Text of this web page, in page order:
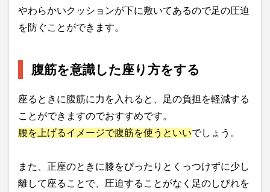
やわらかいクッションが下に敷いてあるので足の圧迫
を防ぐことができます。
腹筋を意識した座り方をする
座るときに腹筋に力を入れると、足の負担を軽減する
ことができますのでおすすめです。
腰を上げるイメージで腹筋を使うといいでしょう。
また、正座のときに膝をぴったりとくっつけずに少し
離して座ることで、圧迫することがなく足のしびれを